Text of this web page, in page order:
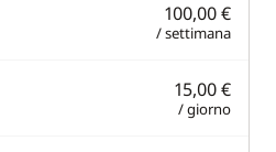
100,00 €
/ settimana
15,00 €
/ giorno